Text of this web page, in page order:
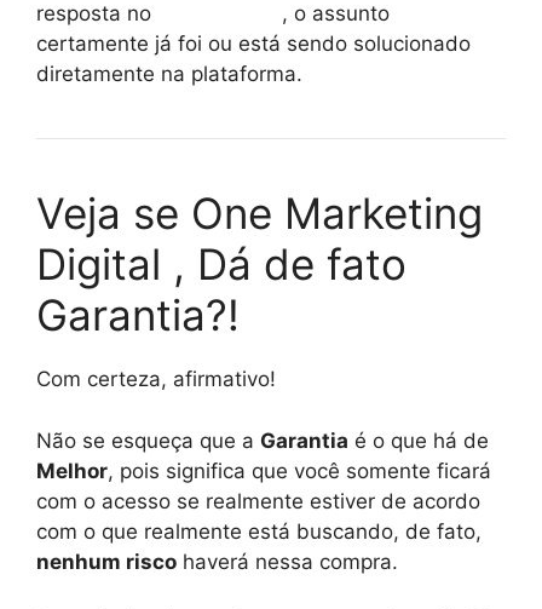
resposta no
, o assunto
certamente já foi ou está sendo solucionado
diretamente na plataforma.
Veja se One Marketing
Digital , Dá de fato
Garantia?!
Com certeza, afirmativo!
Não se esqueça que a Garantia é o que há de
Melhor, pois significa que você somente ficará
com o acesso se realmente estiver de acordo
com o que realmente está buscando, de fato,
nenhum risco haverá nessa compra.